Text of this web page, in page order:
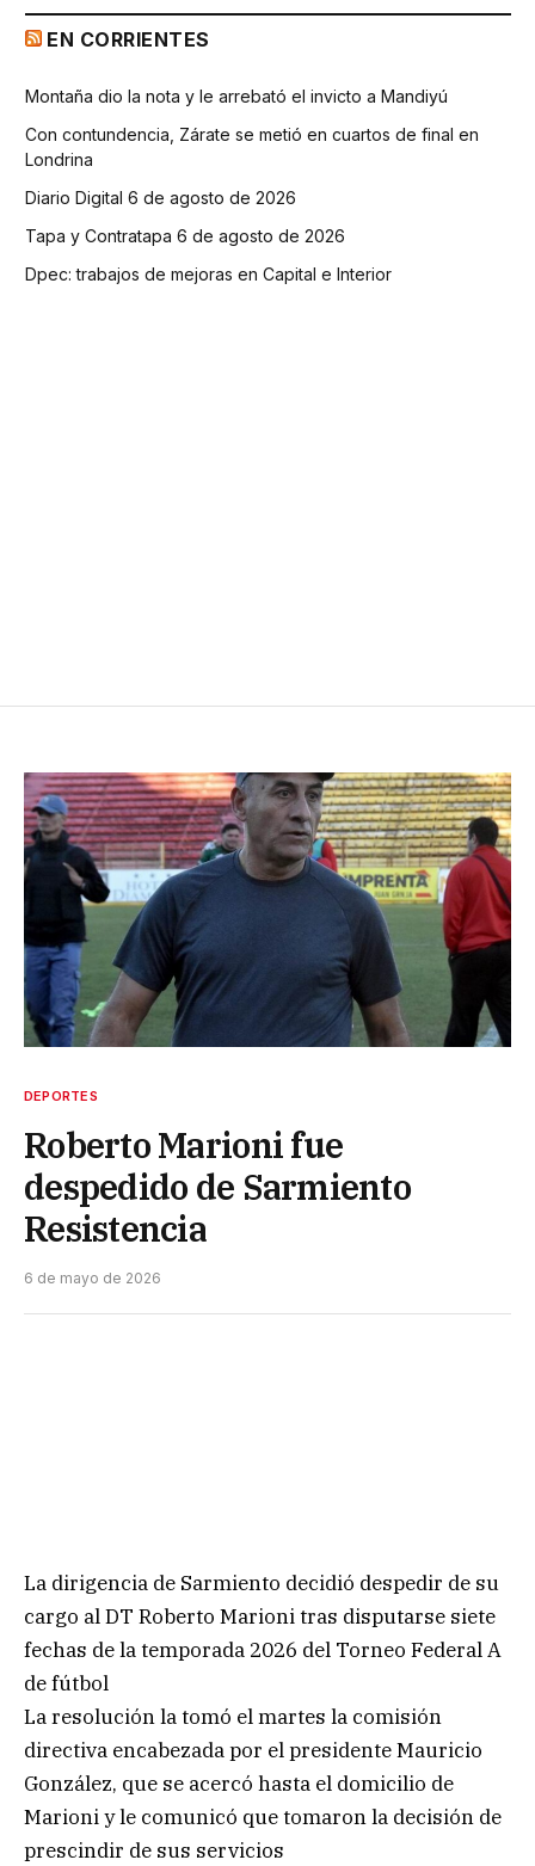
EN CORRIENTES
Montaña dio la nota y le arrebató el invicto a Mandiyú
Con contundencia, Zárate se metió en cuartos de final en
Londrina
Diario Digital 6 de agosto de 2026
Tapa y Contratapa 6 de agosto de 2026
Dpec: trabajos de mejoras en Capital e Interior
DEPORTES
Roberto Marioni fue
despedido de Sarmiento
Resistencia
6 de mayo de 2026
La dirigencia de Sarmiento decidió despedir de su
cargo al DT Roberto Marioni tras disputarse siete
fechas de la temporada 2026 del Torneo Federal A
de fútbol
La resolución la tomó el martes la comisión
directiva encabezada por el presidente Mauricio
González, que se acercó hasta el domicilio de
Marioni y le comunicó que tomaron la decisión de
prescindir de sus servicios